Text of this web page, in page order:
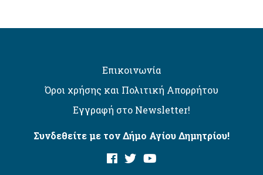
Επικοινωνία
Όροι χρήσης και Πολιτική Απορρήτου
Εγγραφή στο Newsletter!
Συνδεθείτε με τον Δήμο Αγίου Δημητρίου!